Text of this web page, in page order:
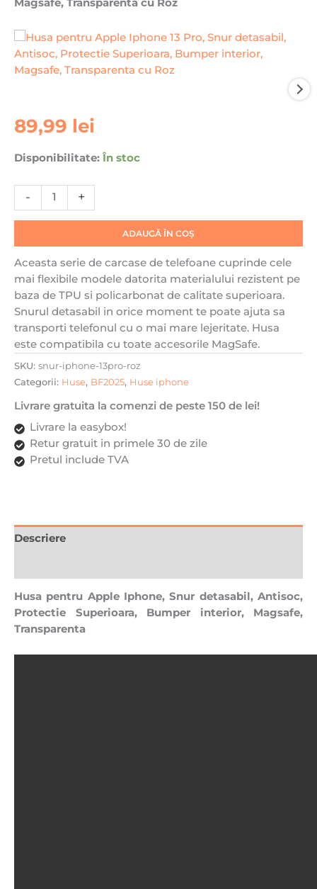
Magsafe, Transparenta cu Roz
89,99 lei
Disponibilitate: În stoc
-
Cantitate
Husa
Apple
Iphone
Pro,
detasabil,
Antisoc,
Protectie
Superioara,
Bumper
interior,
Magsafe,
Transparenta
cu
+
ADAUGĂ ÎN COȘ
Aceasta serie de carcase de telefoane cuprinde cele
mai flexibile modele datorita materialului rezistent pe
baza de TPU si policarbonat de calitate superioara.
Snurul detasabil in orice moment te poate ajuta sa
transporti telefonul cu o mai mare lejeritate. Husa
este compatibila cu toate accesorile MagSafe.
SKU: snur-iphone-13pro-roz
Categorii: Huse, BF2025, Huse iphone
Livrare gratuita la comenzi de peste 150 de lei!
Livrare la easybox!
Retur gratuit in primele 30 de zile
Pretul include TVA
Descriere
Husa pentru Apple Iphone, Snur detasabil, Antisoc,
Protectie Superioara, Bumper interior, Magsafe,
Transparenta